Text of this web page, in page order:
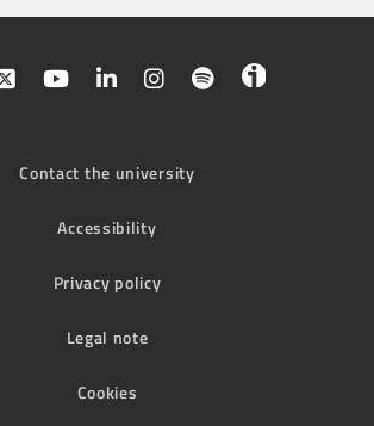
Contact the university
Accessibility
Privacy policy
Legal note
Cookies